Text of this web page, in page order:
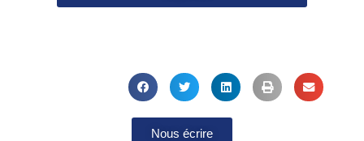
Nous écrire